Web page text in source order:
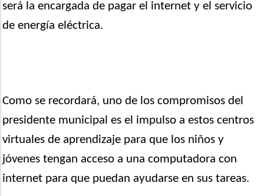
será la encargada de pagar el internet y el servicio
de energía eléctrica.
Como se recordará, uno de los compromisos del
presidente municipal es el impulso a estos centros
virtuales de aprendizaje para que los niños y
jóvenes tengan acceso a una computadora con
internet para que puedan ayudarse en sus tareas.